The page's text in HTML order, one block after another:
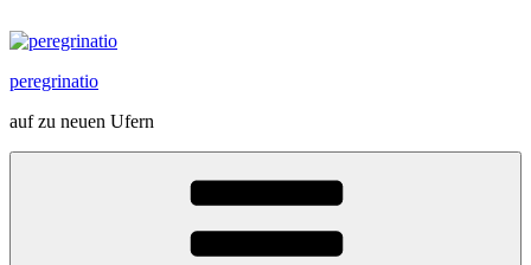
Inhalt
peregrinatio
auf zu neuen Ufern